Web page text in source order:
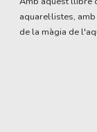
aquarel·listes,
de la màgia de